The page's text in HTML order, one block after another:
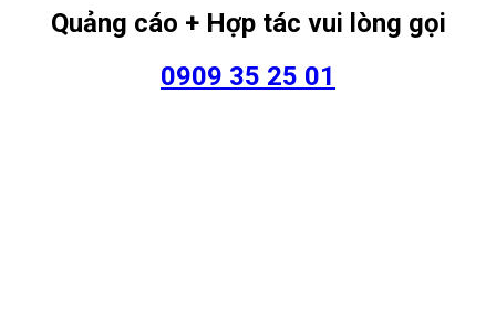
Quảng cáo + Hợp tác vui lòng gọi
0909 35 25 01